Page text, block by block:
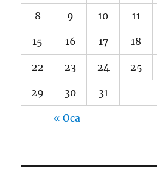
8 9 10 11
15 16 17 18
22 23 24 25
29 30 31
« Oca